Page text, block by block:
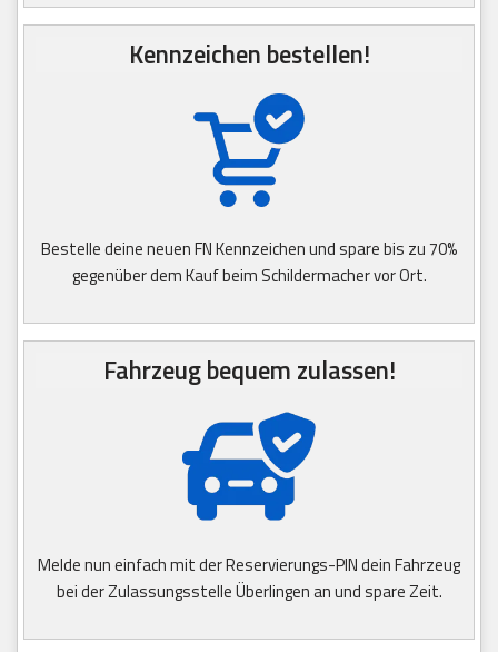
Kennzeichen bestellen!
Bestelle deine neuen FN Kennzeichen und spare bis zu 70%
gegenüber dem Kauf beim Schildermacher vor Ort.
Fahrzeug bequem zulassen!
Melde nun einfach mit der Reservierungs-PIN dein Fahrzeug
bei der Zulassungsstelle Überlingen an und spare Zeit.